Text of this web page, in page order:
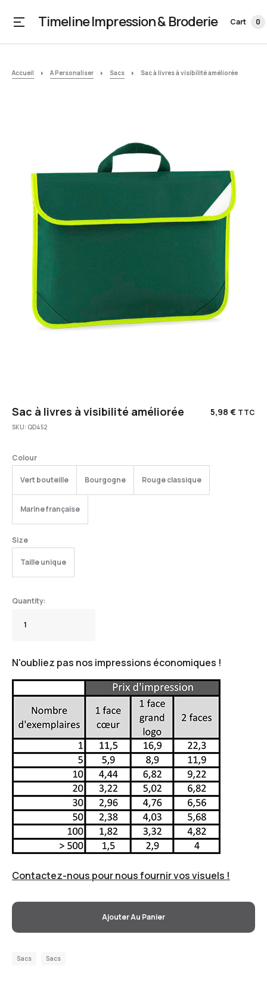
Timeline Impression & Broderie Cart 0
Accueil A Personaliser Sacs Sac à livres à visibilité améliorée
Sac à livres à visibilité améliorée 5,98 € TTC
SKU: QD452
Colour
Vert bouteille Bourgogne Rouge classique
Marine française
Size
Taille unique
N'oubliez pas nos impressions économiques !
Contactez-nous pour nous fournir vos visuels !
Ajouter Au Panier
Sacs Sacs